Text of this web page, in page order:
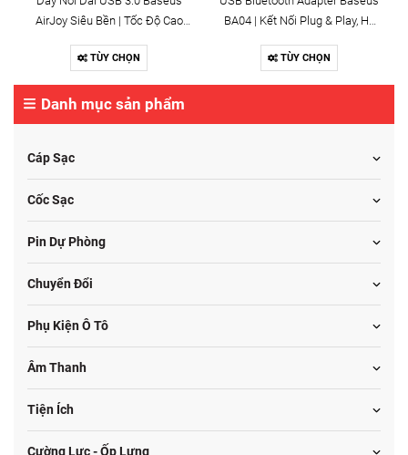
Danh mục sản phẩm
Cáp Sạc
Cốc Sạc
Pin Dự Phòng
Chuyển Đổi
Phụ Kiện Ô Tô
Âm Thanh
Tiện Ích
Cường Lực - Ốp Lưng
AirJoy Siêu Bền | Tốc Độ Cao
TÙY CHỌN
BA04 | Kết Nối Plug & Play, Hỗ
TÙY CHỌN